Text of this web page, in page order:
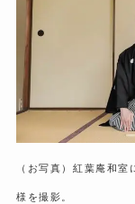
（お写真）紅葉庵和
様を撮影。